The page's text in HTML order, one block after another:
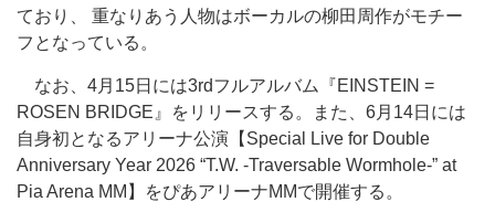
ており、 重なりあう人物はボーカルの柳田周作がモチー
フとなっている。
なお、4月15日には3rdフルアルバム『EINSTEIN =
ROSEN BRIDGE』をリリースする。また、6月14日には
自身初となるアリーナ公演【Special Live for Double
Anniversary Year 2026 “T.W. -Traversable Wormhole-” at
Pia Arena MM】をぴあアリーナMMで開催する。